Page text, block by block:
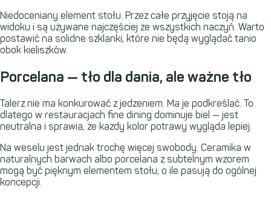
Niedoceniany element stołu. Przez całe przyjęcie stoją na
widoku i są używane najczęściej ze wszystkich naczyń. Warto
postawić na solidne szklanki, które nie będą wyglądać tanio
obok kieliszków.
Porcelana — tło dla dania, ale ważne tło
Talerz nie ma konkurować z jedzeniem. Ma je podkreślać. To
dlatego w restauracjach fine dining dominuje biel — jest
neutralna i sprawia, że każdy kolor potrawy wygląda lepiej.
Na weselu jest jednak trochę więcej swobody. Ceramika w
naturalnych barwach albo porcelana z subtelnym wzorem
mogą być pięknym elementem stołu, o ile pasują do ogólnej
koncepcji.